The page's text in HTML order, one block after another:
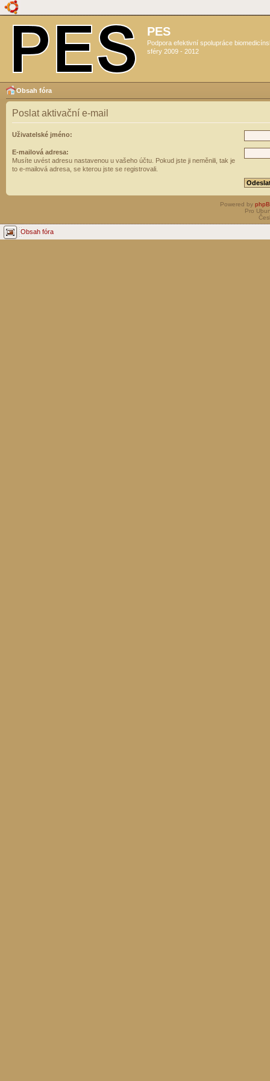
PES
Podpora efektivní spolupráce
sféry 2009 - 2012
Obsah fóra
Poslat aktivační e-mail
Uživatelské jméno:
E-mailová adresa:
Musíte uvést adresu nastavenou u vašeho účtu. Pokud jste ji neměnili, tak je
to e-mailová adresa, se kterou jste se registrovali.
Powered by
Pro
Obsah fóra